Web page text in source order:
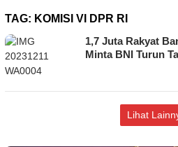
TAG: KOMISI VI DPR RI
1,7 Juta Rakyat
Minta BNI Turun
Lihat